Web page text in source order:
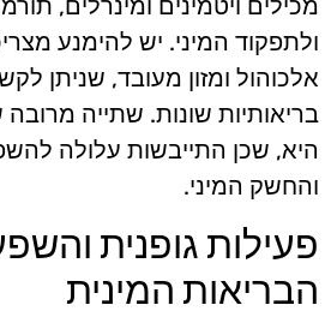
ולתפקוד המיני. יש להימנע
אלכוהול ומזון מעובד, שניתן
בריאותיות שונות. שתייה
היא, שכן התייבשות עלולה
והחשק המיני.
פעילות גופנית
הבריאות המינית